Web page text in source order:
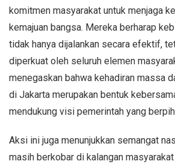
komitmen masyarakat untuk menjaga
kemajuan bangsa. Mereka berharap
tidak hanya dijalankan secara efektif,
diperkuat oleh seluruh elemen
menegaskan bahwa kehadiran massa
di Jakarta merupakan bentuk
mendukung visi pemerintah yang
Aksi ini juga menunjukkan semangat
masih berkobar di kalangan